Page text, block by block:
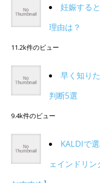
妊娠する
理由は？
11.2k件のビュー
早く知り
判断5選
9.4k件のビュー
KALDIで
ェインドリ